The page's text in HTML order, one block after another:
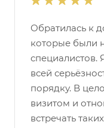
Обратилась к
которые были
специалистов.
всей
порядку. В
визитом и
встречать